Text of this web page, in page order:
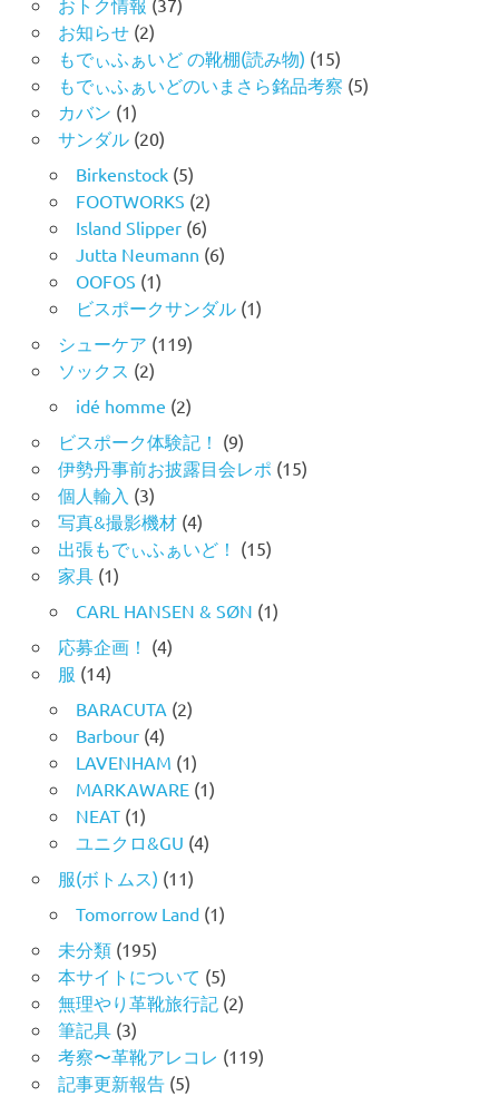
お知らせ(2)
もでぃふぁいど の靴棚(読み物) (15)
もでぃふぁいどのいまさら銘品考察 (5)
カバン (1)
サンダル(20)
Birkenstock(5)
FOOTWORKS (2)
Island Slipper(6)
Jutta Neumann (6)
OOFOS (1)
ビスポークサンダル(1)
シューケア (119)
ソックス (2)
idé homme (2)
ビスポーク体験記！ (9)
伊勢丹事前お披露目会レポ (15)
個人輸入 (3)
写真&撮影機材(4)
出張もでぃふぁいど！ (15)
家具(1)
CARL HANSEN & SØN (1)
応募企画！ (4)
服 (14)
BARACUTA (2)
Barbour(4)
LAVENHAM (1)
MARKAWARE(1)
NEAT(1)
ユニクロ&GU (4)
服(ボトムス) (11)
Tomorrow Land(1)
未分類(195)
本サイトについて (5)
無理やり革靴旅行記 (2)
筆記具(3)
考察〜革靴アレコレ (119)
記事更新報告(5)